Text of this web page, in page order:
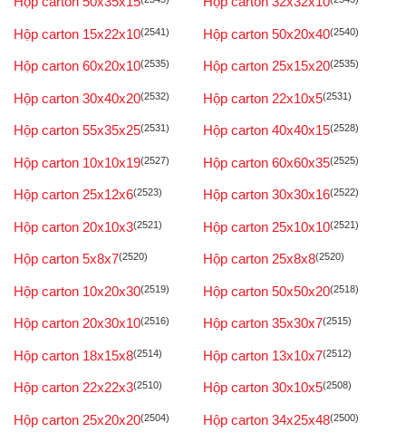
Hộp carton 15x22x10(2541) Hộp carton 50x20x40(2540)
Hộp carton 60x20x10(2535) Hộp carton 25x15x20(2535)
Hộp carton 30x40x20(2532) Hộp carton 22x10x5(2531)
Hộp carton 55x35x25(2531) Hộp carton 40x40x15(2528)
Hộp carton 10x10x19(2527) Hộp carton 60x60x35(2525)
Hộp carton 25x12x6(2523) Hộp carton 30x30x16(2522)
Hộp carton 20x10x3(2521) Hộp carton 25x10x10(2521)
Hộp carton 5x8x7(2520) Hộp carton 25x8x8(2520)
Hộp carton 10x20x30(2519) Hộp carton 50x50x20(2518)
Hộp carton 20x30x10(2516) Hộp carton 35x30x7(2515)
Hộp carton 18x15x8(2514) Hộp carton 13x10x7(2512)
Hộp carton 22x22x3(2510) Hộp carton 30x10x5(2508)
Hộp carton 25x20x20(2504) Hộp carton 34x25x48(2500)